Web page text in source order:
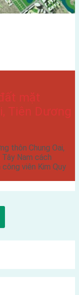
mặt
Tiên Dương
thôn Chung Oai,
Nam cách
công viên Kim Quy